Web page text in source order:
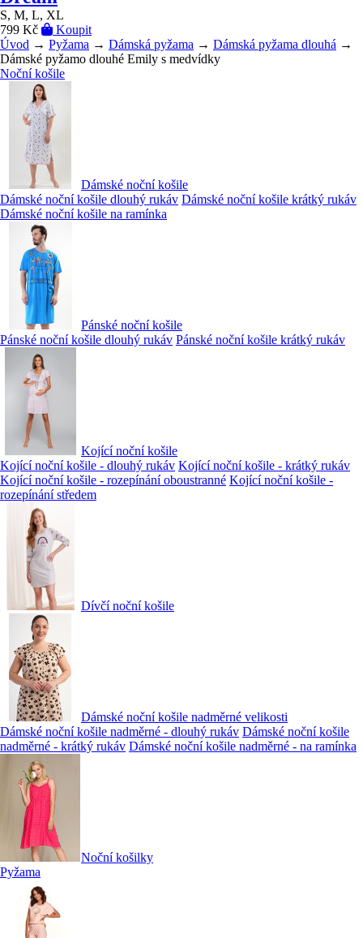
S, M, L, XL
799 Kč
Koupit
Úvod → Pyžama → Dámská pyžama → Dámská pyžama dlouhá →
Dámské pyžamo dlouhé Emily s medvídky
Noční košile
Dámské noční košile
Dámské noční košile dlouhý rukáv Dámské noční košile krátký rukáv
Dámské noční košile na ramínka
Pánské noční košile
Pánské noční košile dlouhý rukáv Pánské noční košile krátký rukáv
Kojící noční košile
Kojící noční košile - dlouhý rukáv Kojící noční košile - krátký rukáv
Kojící noční košile - rozepínání oboustranné Kojící noční košile -
rozepínání středem
Dívčí noční košile
Dámské noční košile nadměrné velikosti
Dámské noční košile nadměrné - dlouhý rukáv Dámské noční košile
nadměrné - krátký rukáv Dámské noční košile nadměrné - na ramínka
Noční košilky
Pyžama